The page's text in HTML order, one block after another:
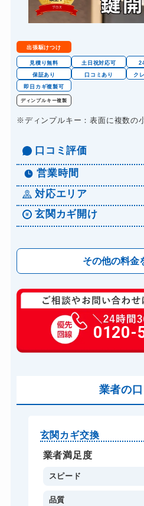
出張駆けつけ
見積り無料 土日祝対応可
保証あり
口コミあり ク
即日カギ複製可
ディンプルキー複製
※ディンプルキー：表面に複数の
口コミ評価
営業時間
対応エリア
玄関カギ開け
その他の料金
玄関カギ修理
玄関カギ交換
車カギ開け
バイクカギ作成
金庫カギ開け
金庫カギ修理
金庫カギ交換
ロッカーカギ開け
0120-
業者の口
玄関カギ交換
業者満足度
スピード
品質